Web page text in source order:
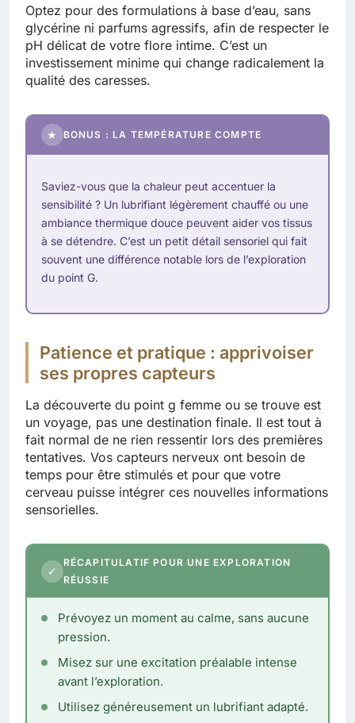
Optez pour des formulations à base d’eau, sans
glycérine ni parfums agressifs, afin de respecter le
pH délicat de votre flore intime. C’est un
investissement minime qui change radicalement la
qualité des caresses.
★ BONUS : LA TEMPÉRATURE COMPTE
Saviez-vous que la chaleur peut accentuer la
sensibilité ? Un lubrifiant légèrement chauffé ou une
ambiance thermique douce peuvent aider vos tissus
à se détendre. C’est un petit détail sensoriel qui fait
souvent une différence notable lors de l’exploration
du point G.
Patience et pratique : apprivoiser
ses propres capteurs
La découverte du point g femme ou se trouve est
un voyage, pas une destination finale. Il est tout à
fait normal de ne rien ressentir lors des premières
tentatives. Vos capteurs nerveux ont besoin de
temps pour être stimulés et pour que votre
cerveau puisse intégrer ces nouvelles informations
sensorielles.
✓
RÉCAPITULATIF POUR UNE EXPLORATION
RÉUSSIE
Prévoyez un moment au calme, sans aucune
pression.
Misez sur une excitation préalable intense
avant l’exploration.
Utilisez généreusement un lubrifiant adapté.